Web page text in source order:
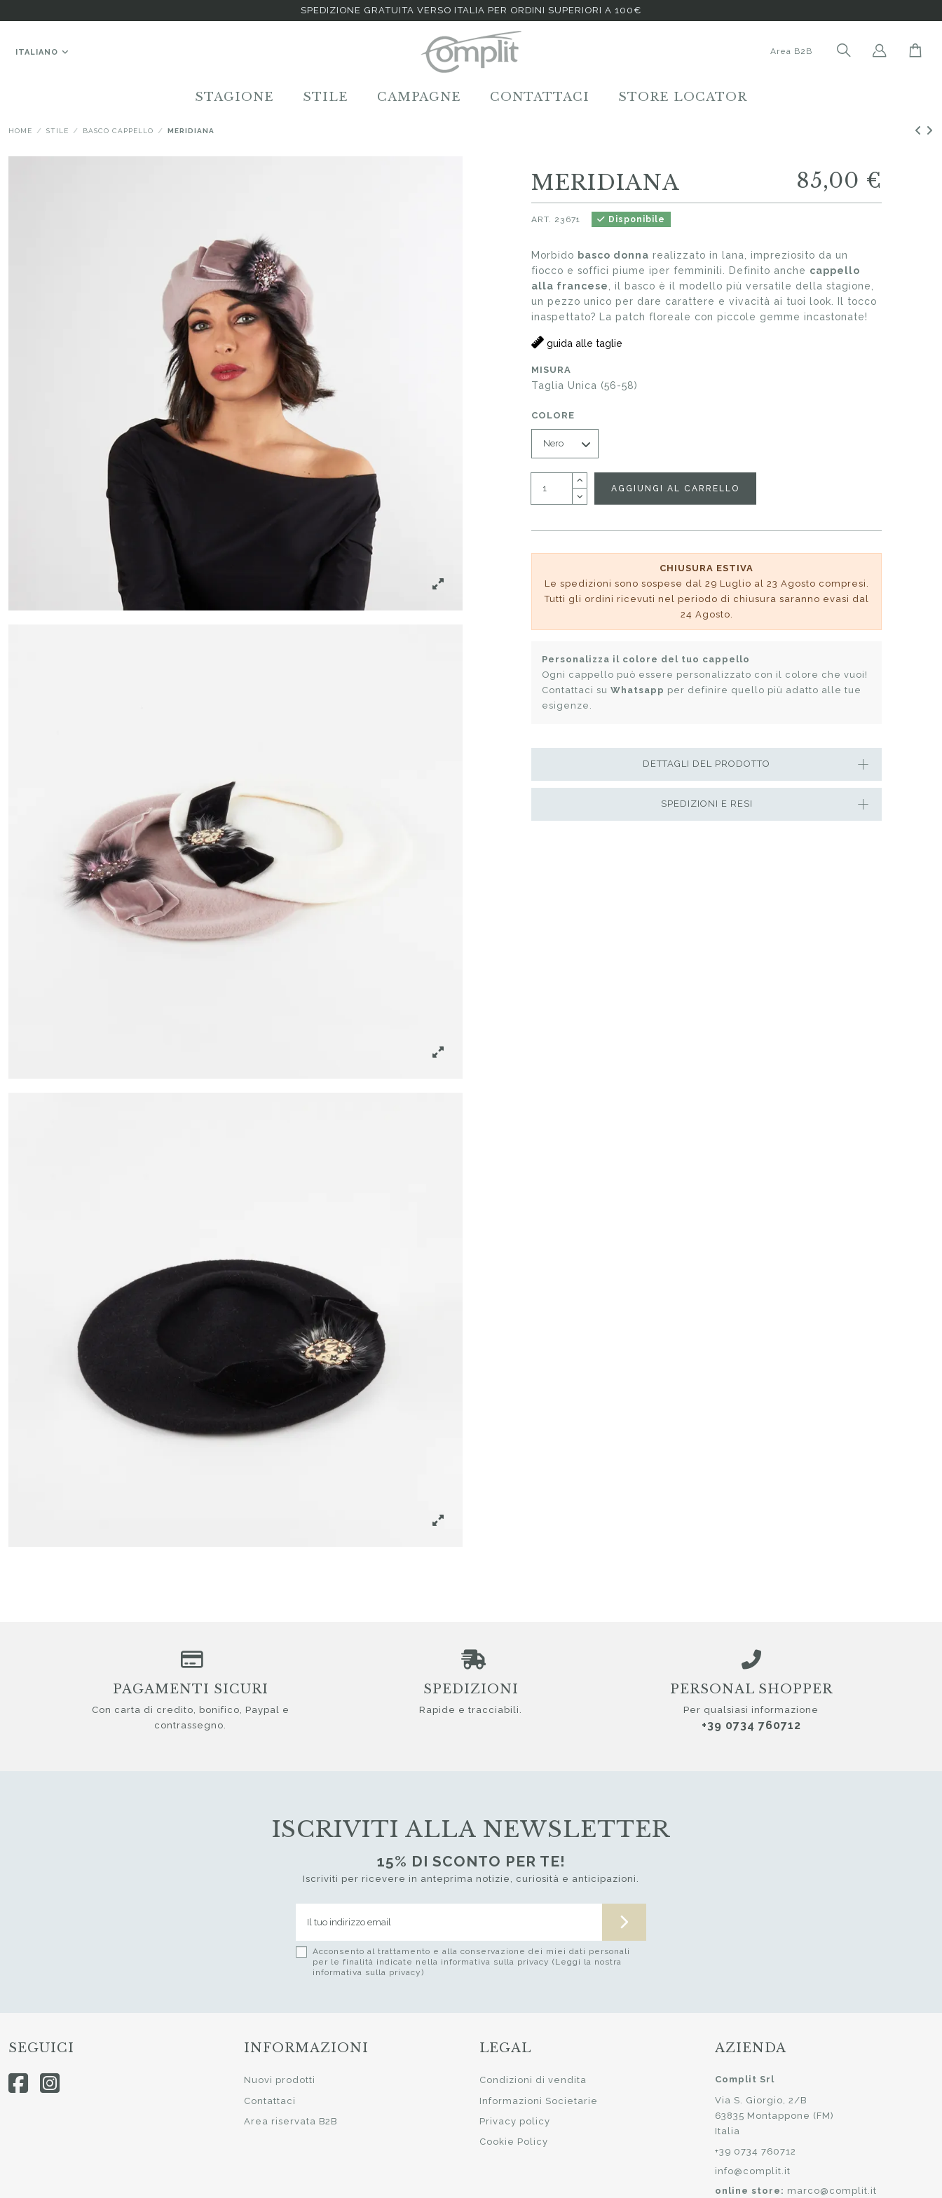
SPEDIZIONE GRATUITA VERSO ITALIA PER ORDINI SUPERIORI A 100€
ITALIANO Area B2B
STAGIONE STILE CAMPAGNE CONTATTACI STORE LOCATOR
HOME STILE BASCO CAPPELLO MERIDIANA
MERIDIANA 85,00 €
Disponibile
ART. 23671
Morbido basco donna realizzato in lana, impreziosito da un
fiocco e soffici piume iper femminili. Definito anche cappello
alla francese
, il basco è il modello più versatile della stagione,
un pezzo unico per dare carattere e vivacità ai tuoi look. Il tocco
inaspettato? La patch floreale con piccole gemme incastonate!
guida alle taglie
MISURA
Taglia Unica (56-58)
COLORE
AGGIUNGI AL CARRELLO
CHIUSURA ESTIVA
Le spedizioni sono sospese dal 29 Luglio al 23 Agosto compresi.
Tutti gli ordini ricevuti nel periodo di chiusura saranno evasi dal
24 Agosto.
Personalizza il colore del tuo cappello
Ogni cappello può essere personalizzato con il colore che vuoi!
Contattaci su Whatsapp per definire quello più adatto alle tue
esigenze.
SPEDIZIONI E RESI
DETTAGLI DEL PRODOTTO
ISCRIVITI ALLA NEWSLETTER
15% DI SCONTO PER TE!
Iscriviti per ricevere in anteprima notizie, curiosità e anticipazioni.
Acconsento al trattamento e alla conservazione dei miei dati personali
per le finalità indicate nella informativa sulla privacy (Leggi la nostra
informativa sulla privacy)
PAGAMENTI SICURI
Con carta di credito, bonifico, Paypal e
contrassegno.
SPEDIZIONI
Rapide e tracciabili.
PERSONAL SHOPPER
Per qualsiasi informazione
+39 0734 760712
SEGUICI INFORMAZIONI
Nuovi prodotti
Contattaci
Area riservata B2B
LEGAL
Condizioni di vendita
Informazioni Societarie
Privacy policy
Cookie Policy
AZIENDA
Complit Srl
Via S. Giorgio, 2/B
63835 Montappone (FM)
Italia
+39 0734 760712
info@complit.it
online store: marco@complit.it